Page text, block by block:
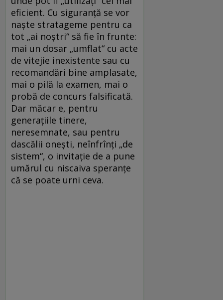
eficient. Cu siguranță se vor
naște stratageme pentru ca
tot „ai noștri“ să fie în frunte:
mai un dosar „umflat“ cu acte
de vitejie inexistente sau cu
recomandări bine amplasate,
mai o pilă la examen, mai o
probă de concurs falsificată.
Dar măcar e, pentru
generațiile tinere,
neresemnate, sau pentru
dascălii onești, neînfrînți „de
sistem“, o invitație de a pune
umărul cu niscaiva speranțe
că se poate urni ceva.